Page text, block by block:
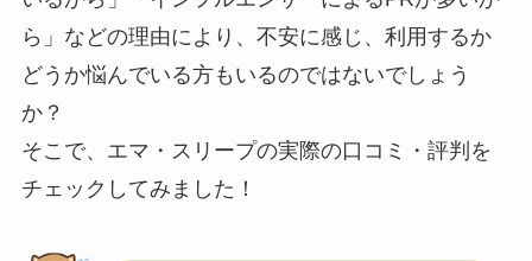
ユリカコーポレーシ
ミ・評価が正直ヤバ
ら」などの理由により、不安に感じ、利用するか
どうか悩んでいる方もいるのではないでしょう
か？
そこで、エマ・スリープの実際の口コミ・評判を
チェックしてみました！